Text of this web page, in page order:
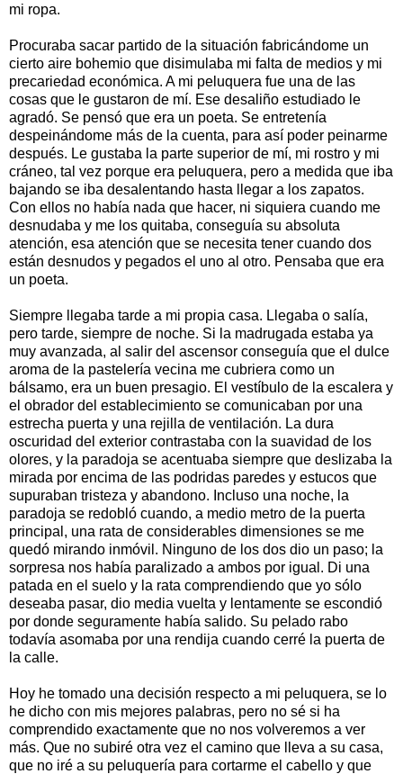
mi ropa.
Procuraba sacar partido de la situación fabricándome un
cierto aire bohemio que disimulaba mi falta de medios y mi
precariedad económica. A mi peluquera fue una de las
cosas que le gustaron de mí. Ese desaliño estudiado le
agradó. Se pensó que era un poeta. Se entretenía
despeinándome más de la cuenta, para así poder peinarme
después. Le gustaba la parte superior de mí, mi rostro y mi
cráneo, tal vez porque era peluquera, pero a medida que iba
bajando se iba desalentando hasta llegar a los zapatos.
Con ellos no había nada que hacer, ni siquiera cuando me
desnudaba y me los quitaba, conseguía su absoluta
atención, esa atención que se necesita tener cuando dos
están desnudos y pegados el uno al otro. Pensaba que era
un poeta.
Siempre llegaba tarde a mi propia casa. Llegaba o salía,
pero tarde, siempre de noche. Si la madrugada estaba ya
muy avanzada, al salir del ascensor conseguía que el dulce
aroma de la pastelería vecina me cubriera como un
bálsamo, era un buen presagio. El vestíbulo de la escalera y
el obrador del establecimiento se comunicaban por una
estrecha puerta y una rejilla de ventilación. La dura
oscuridad del exterior contrastaba con la suavidad de los
olores, y la paradoja se acentuaba siempre que deslizaba la
mirada por encima de las podridas paredes y estucos que
supuraban tristeza y abandono. Incluso una noche, la
paradoja se redobló cuando, a medio metro de la puerta
principal, una rata de considerables dimensiones se me
quedó mirando inmóvil. Ninguno de los dos dio un paso; la
sorpresa nos había paralizado a ambos por igual. Di una
patada en el suelo y la rata comprendiendo que yo sólo
deseaba pasar, dio media vuelta y lentamente se escondió
por donde seguramente había salido. Su pelado rabo
todavía asomaba por una rendija cuando cerré la puerta de
la calle.
Hoy he tomado una decisión respecto a mi peluquera, se lo
he dicho con mis mejores palabras, pero no sé si ha
comprendido exactamente que no nos volveremos a ver
más. Que no subiré otra vez el camino que lleva a su casa,
que no iré a su peluquería para cortarme el cabello y que